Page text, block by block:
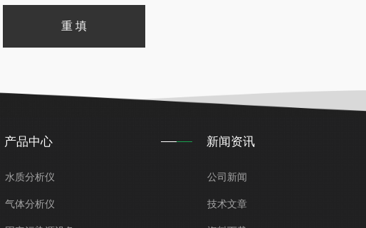
产品中心
水质分析仪
气体分析仪
新闻资讯
公司新闻
技术文章